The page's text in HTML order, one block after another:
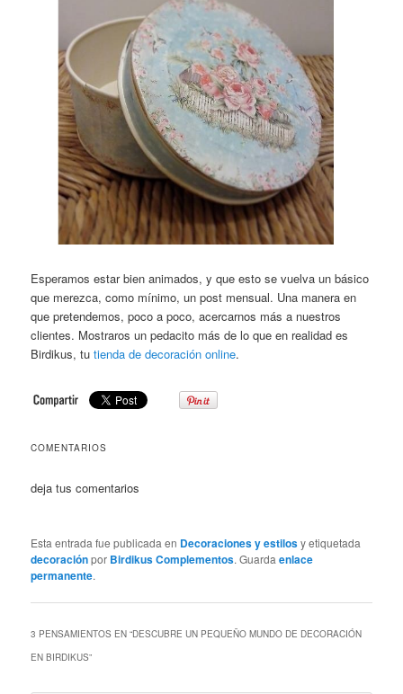
Esperamos estar bien animados, y que esto se vuelva un básico
que merezca, como mínimo, un post mensual. Una manera en
que pretendemos, poco a poco, acercarnos más a nuestros
clientes. Mostraros un pedacito más de lo que en realidad es
Birdikus, tutienda de decoración online.
COMENTARIOS
deja tus comentarios
Esta entrada fue publicada en Decoraciones y estilosy etiquetada
decoraciónpor Birdikus Complementos. Guardaenlace
permanente.
3 PENSAMIENTOS EN “DESCUBRE UN PEQUEÑO MUNDO DE DECORACIÓN
EN BIRDIKUS”